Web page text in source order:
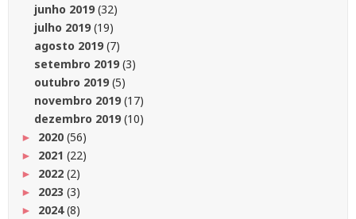
junho 2019(32)
julho 2019(19)
agosto 2019(7)
setembro 2019(3)
outubro 2019(5)
novembro 2019(17)
dezembro 2019(10)
► 2020 (56)
► 2021 (22)
► 2022 (2)
► 2023 (3)
► 2024(8)